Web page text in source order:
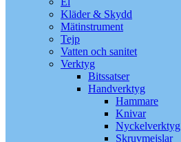
Kläder & Skydd
Mätinstrument
Tejp
Vatten och sanitet
Verktyg
Bitssatser
Handverktyg
Hammare
Knivar
Nyckelverktyg
Skruvmejslar